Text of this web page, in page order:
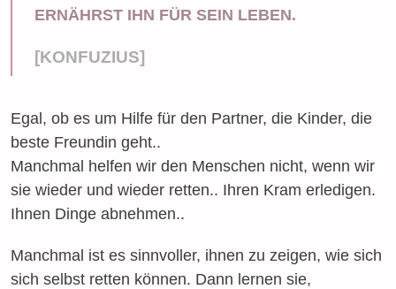
ERNÄHRST IHN FÜR SEIN LEBEN.
[KONFUZIUS]
Egal, ob es um Hilfe für den Partner, die Kinder, die
beste Freundin geht..
Manchmal helfen wir den Menschen nicht, wenn wir
sie wieder und wieder retten.. Ihren Kram erledigen.
Ihnen Dinge abnehmen..
Manchmal ist es sinnvoller, ihnen zu zeigen, wie sich
sich selbst retten können. Dann lernen sie,